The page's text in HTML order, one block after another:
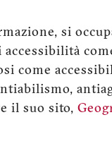
si
accessibilità
come
il suo sito,